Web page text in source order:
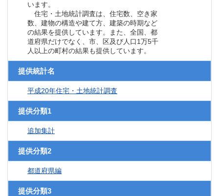
います。
住宅・土地統計調査は、住宅数、空き家
数、建物の構造や建て方、建築の時期など
の結果を提供しています。また、全国、都
道府県だけでなく、市、区及び人口1万5千
人以上の町村の結果も提供しています。
提供統計名
平成20年住宅・土地統計調査
提供分類1
追加集計
提供分類2
都道府県編
提供分類3